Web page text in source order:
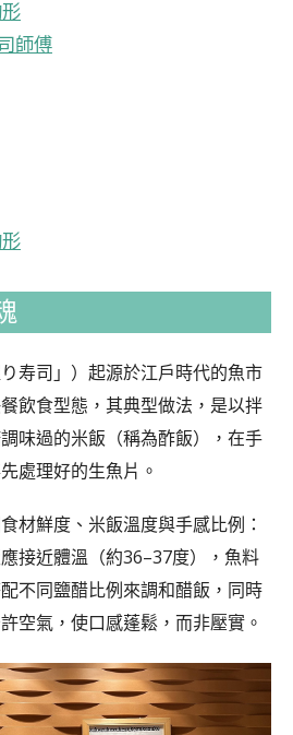
師傅
寿司」）起源於江戶時代的魚市
飲食型態，其典型做法，是以拌
味過的米飯（稱為酢飯），在手
處理好的生魚片。
材鮮度、米飯溫度與手感比例：
接近體溫（約36–37度），魚料
不同鹽醋比例來調和醋飯，同時
空氣，使口感蓬鬆，而非壓實。